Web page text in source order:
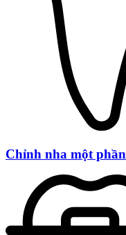
Chỉnh nha một phần